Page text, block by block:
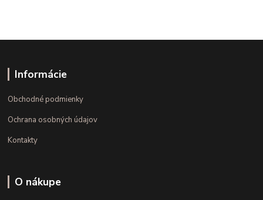
Informácie
Obchodné podmienky
Ochrana osobných údajov
Kontakty
O nákupe